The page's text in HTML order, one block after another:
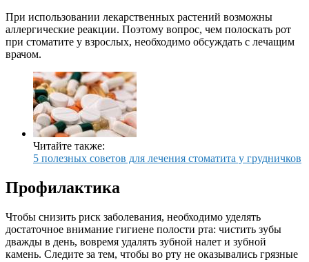
При использовании лекарственных растений возможны
аллергические реакции. Поэтому вопрос, чем полоскать рот
при стоматите у взрослых, необходимо обсуждать с лечащим
врачом.
Читайте также:
5 полезных советов для лечения стоматита у грудничков
Профилактика
Чтобы снизить риск заболевания, необходимо уделять
достаточное внимание гигиене полости рта: чистить зубы
дважды в день, вовремя удалять зубной налет и зубной
камень. Следите за тем, чтобы во рту не оказывались грязные